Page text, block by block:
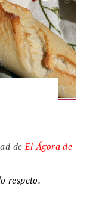
deElÁgora de
respeto.